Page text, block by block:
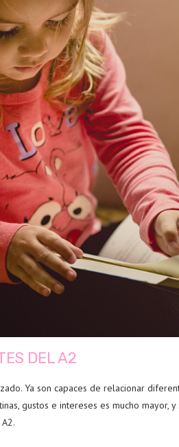
DEL A2
Ya son capaces de relacionar
gustos e intereses es mucho mayor,